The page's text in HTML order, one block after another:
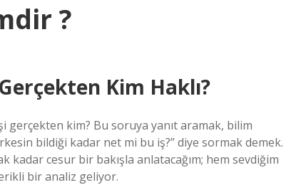
?
Kim Haklı?
gerçekten kim? Bu soruya yanıt aramak, bilim
bildiği kadar net mi bu iş?” diye sormak demek.
kadar cesur bir bakışla anlatacağım; hem sevdiğim
bir analiz geliyor.